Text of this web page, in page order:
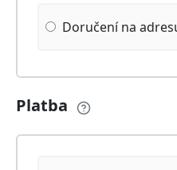
Doručení na
Platba